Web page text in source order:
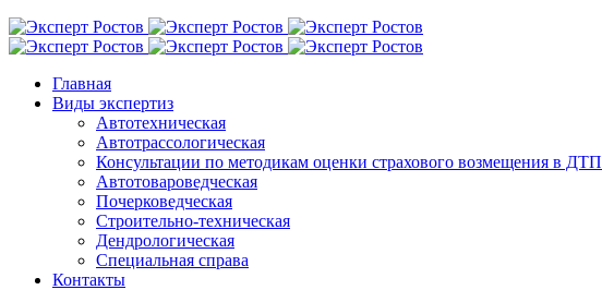
Главная
Виды экспертиз
Автотехническая
Автотрассологическая
Консультации по методикам оценки страхового возмещения в ДТП
Автотовароведческая
Почерковедческая
Строительно-техническая
Дендрологическая
Специальная справа
Контакты